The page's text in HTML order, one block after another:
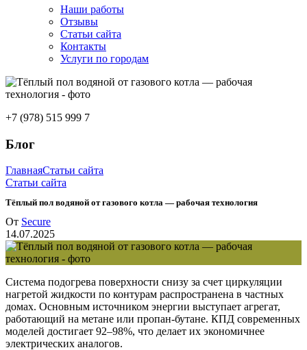
Наши работы
Отзывы
Статьи сайта
Контакты
Услуги по городам
+7 (978) 515 999 7
Блог
ГлавнаяСтатьи сайта
Статьи сайта
Тёплый пол водяной от газового котла — рабочая технология
От Secure
14.07.2025
Система подогрева поверхности снизу за счет циркуляции
нагретой жидкости по контурам распространена в частных
домах. Основным источником энергии выступает агрегат,
работающий на метане или пропан-бутане. КПД современных
моделей достигает 92–98%, что делает их экономичнее
электрических аналогов.